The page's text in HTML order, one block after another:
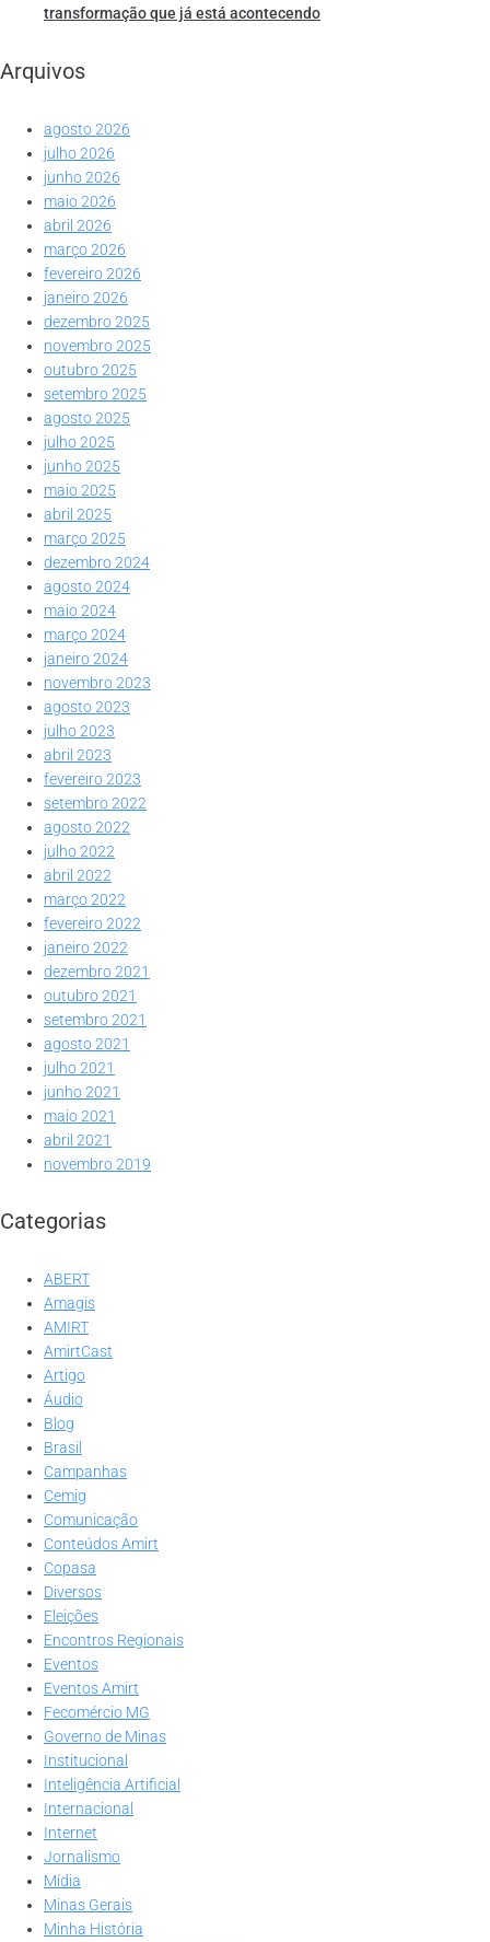
transformação que já está acontecendo
Arquivos
agosto 2026
julho 2026
junho 2026
maio 2026
abril 2026
março 2026
fevereiro 2026
janeiro 2026
dezembro 2025
novembro 2025
outubro 2025
setembro 2025
agosto 2025
julho 2025
junho 2025
maio 2025
abril 2025
março 2025
dezembro 2024
agosto 2024
maio 2024
março 2024
janeiro 2024
novembro 2023
agosto 2023
julho 2023
abril 2023
fevereiro 2023
setembro 2022
agosto 2022
julho 2022
abril 2022
março 2022
fevereiro 2022
janeiro 2022
dezembro 2021
outubro 2021
setembro 2021
agosto 2021
julho 2021
junho 2021
maio 2021
abril 2021
novembro 2019
Categorias
ABERT
Amagis
AMIRT
AmirtCast
Artigo
Áudio
Blog
Brasil
Campanhas
Cemig
Comunicação
Conteúdos Amirt
Copasa
Diversos
Eleições
Encontros Regionais
Eventos
Eventos Amirt
Fecomércio MG
Governo de Minas
Institucional
Inteligência Artificial
Internacional
Internet
Jornalismo
Mídia
Minas Gerais
Minha História